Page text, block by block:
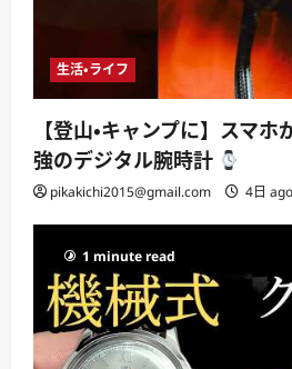
生活・ライフ
【登山・キャンプに】スマ
強のデジタル腕時計
pikakichi2015@gmail.com 4日 ago
1 minute read